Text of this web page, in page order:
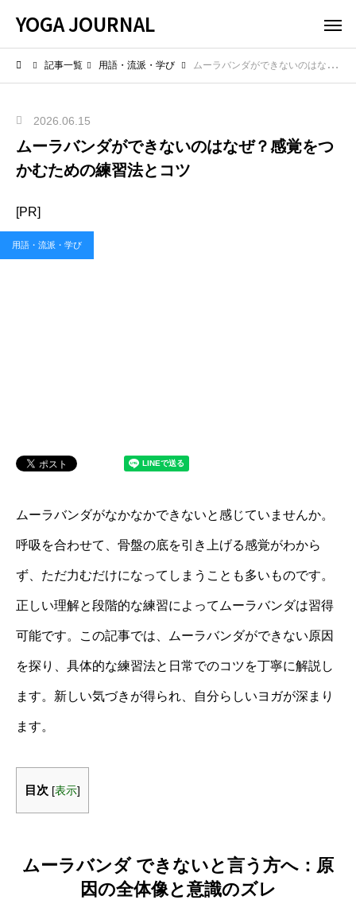
YOGA JOURNAL
記事一覧 用語・流派・学び ムーラバンダができないのはなぜ？感覚をつかむための練習法とコツ
2026.06.15
ムーラバンダができないのはなぜ？感覚をつ
かむための練習法とコツ
[PR]
用語・流派・学び
ムーラバンダがなかなかできないと感じていませんか。
呼吸を合わせて、骨盤の底を引き上げる感覚がわから
ず、ただ力むだけになってしまうことも多いものです。
正しい理解と段階的な練習によってムーラバンダは習得
可能です。この記事では、ムーラバンダができない原因
を探り、具体的な練習法と日常でのコツを丁寧に解説し
ます。新しい気づきが得られ、自分らしいヨガが深まり
ます。
目次 [表示]
ムーラバンダ できないと言う方へ：原
因の全体像と意識のズレ